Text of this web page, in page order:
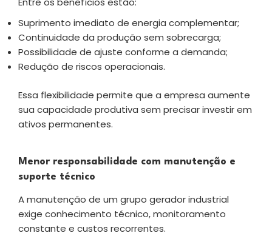
Suprimento imediato de energia complementar;
Continuidade da produção sem sobrecarga;
Possibilidade de ajuste conforme a demanda;
Redução de riscos operacionais.
Essa flexibilidade permite que a empresa aumente
sua capacidade produtiva sem precisar investir em
ativos permanentes.
Menor responsabilidade com manutenção e
suporte técnico
A manutenção de um grupo gerador industrial
exige conhecimento técnico, monitoramento
constante e custos recorrentes.